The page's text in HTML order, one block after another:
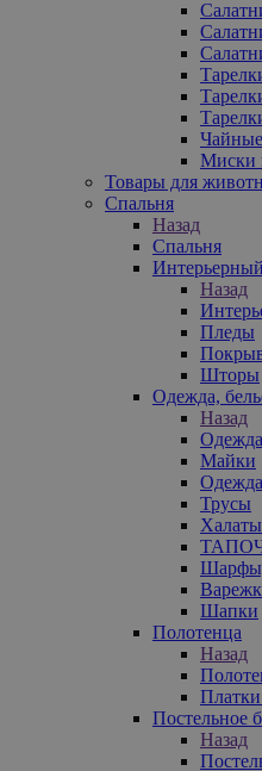
Миски
Товары для
Спальня
Назад
Спальня
Назад
Пледы
Шторы
Одежда,
Назад
Майки
Трусы
Халаты
Шапки
Полотенца
Назад
Постельное
Назад